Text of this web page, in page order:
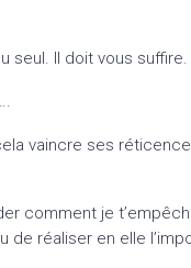
Il doit vous suffire.
vaincre ses
comment je
réaliser en elle